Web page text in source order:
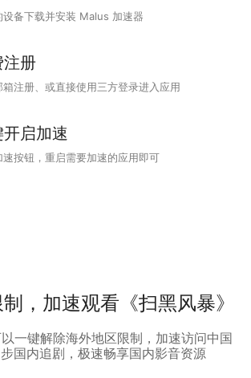
设备下载并安装 Malus 加速器
注册
箱注册、或直接使用三方登录进入应用
开启加速
速按钮，重启需要加速的应用即可
，加速观看《扫黑风暴》
一键解除海外地区限制，加速访问中国
国内追剧，极速畅享国内影音资源